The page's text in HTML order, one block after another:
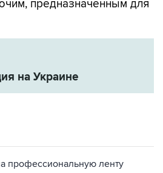
на Украине
главных новостей сайта